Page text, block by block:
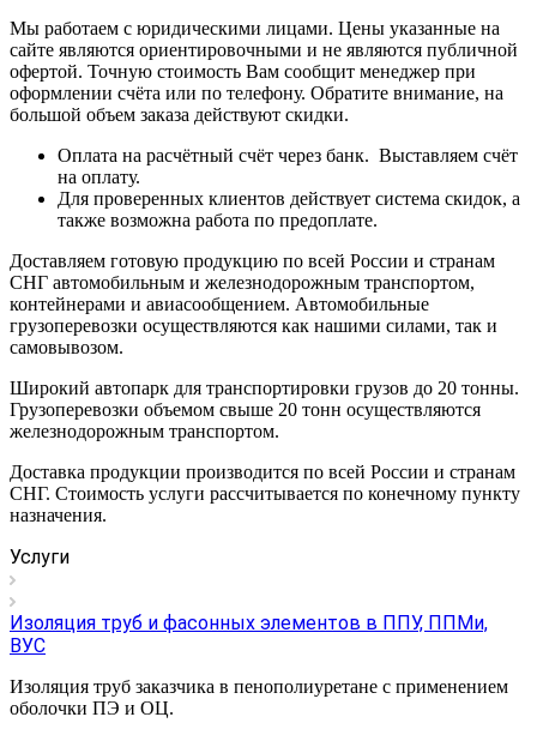
Мы работаем с юридическими лицами. Цены указанные на
сайте являются ориентировочными и не являются публичной
офертой. Точную стоимость Вам сообщит менеджер при
оформлении счёта или по телефону. Обратите внимание, на
большой объем заказа действуют скидки.
Оплата на расчётный счёт через банк. Выставляем счёт
на оплату.
Для проверенных клиентов действует система скидок, а
также возможна работа по предоплате.
Доставляем готовую продукцию по всей России и странам
СНГ автомобильным и железнодорожным транспортом,
контейнерами и авиасообщением. Автомобильные
грузоперевозки осуществляются как нашими силами, так и
самовывозом.
Широкий автопарк для транспортировки грузов до 20 тонны.
Грузоперевозки объемом свыше 20 тонн осуществляются
железнодорожным транспортом.
Доставка продукции производится по всей России и странам
СНГ. Стоимость услуги рассчитывается по конечному пункту
назначения.
Услуги
Изоляция труб и фасонных элементов в ППУ, ППМи,
ВУС
Изоляция труб заказчика в пенополиуретане с применением
оболочки ПЭ и ОЦ.